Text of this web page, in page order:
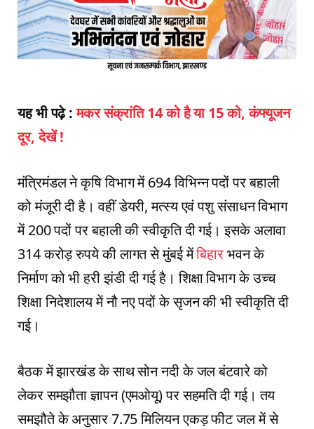
यह भी पढ़े :मकर संक्रांति 14 को है या 15 को, कंफ्यूजन
दूर, देखें !
मंत्रिमंडल ने कृषि विभाग में 694 विभिन्न पदों पर बहाली
को मंजूरी दी है। वहीं डेयरी, मत्स्य एवं पशु संसाधन विभाग
में 200 पदों पर बहाली की स्वीकृति दी गई। इसके अलावा
314 करोड़ रुपये की लागत से मुंबई मेंबिहारभवन के
निर्माण को भी हरी झंडी दी गई है। शिक्षा विभाग के उच्च
शिक्षा निदेशालय में नौ नए पदों के सृजन की भी स्वीकृति दी
गई।
बैठक में झारखंड के साथ सोन नदी के जल बंटवारे को
लेकर समझौता ज्ञापन (एमओयू) पर सहमति दी गई। तय
समझौते के अनुसार 7.75 मिलियन एकड़ फीट जल में से